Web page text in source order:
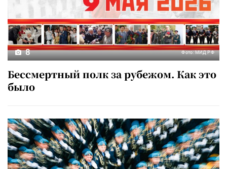
8 Фото: МИД РФ
Бессмертный полк за рубежом. Как это
было